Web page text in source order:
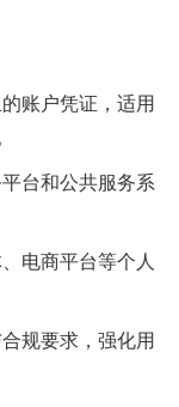
账户凭证，适用
台和公共服务系
电商平台等个人
规要求，强化用